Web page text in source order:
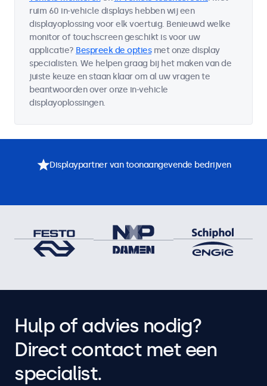
ruim 60 in-vehicle displays hebben wij een
displayoplossing voor elk voertuig. Benieuwd welke
monitor of touchscreen geschikt is voor uw
applicatie? Bespreek de optiesmet onze display
specialisten. We helpen graag bij het maken van de
juiste keuze en staan klaar om al uw vragen te
beantwoorden over onze in-vehicle
displayoplossingen.
Displaypartner van toonaangevende bedrijven
Hulp of advies nodig?
Direct contact met een
specialist.